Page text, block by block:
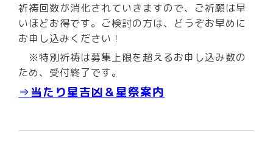
祈祷回数が消化されていきますので、ご祈願は早
いほどお得です。ご検討の方は、どうぞお早めに
お申し込みください！
※特別祈祷は募集上限を超えるお申し込み数の
ため、受付終了です。
⇒当たり星吉凶＆星祭案内